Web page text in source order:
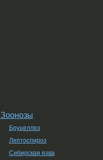
Зоонозы
Бруцеллез
Лептоспироз
Сибирская язва